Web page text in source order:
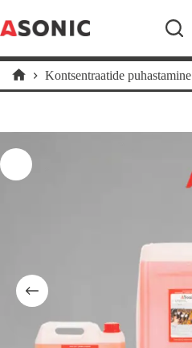
to
content
Home
Kontsentraatide puhastamine